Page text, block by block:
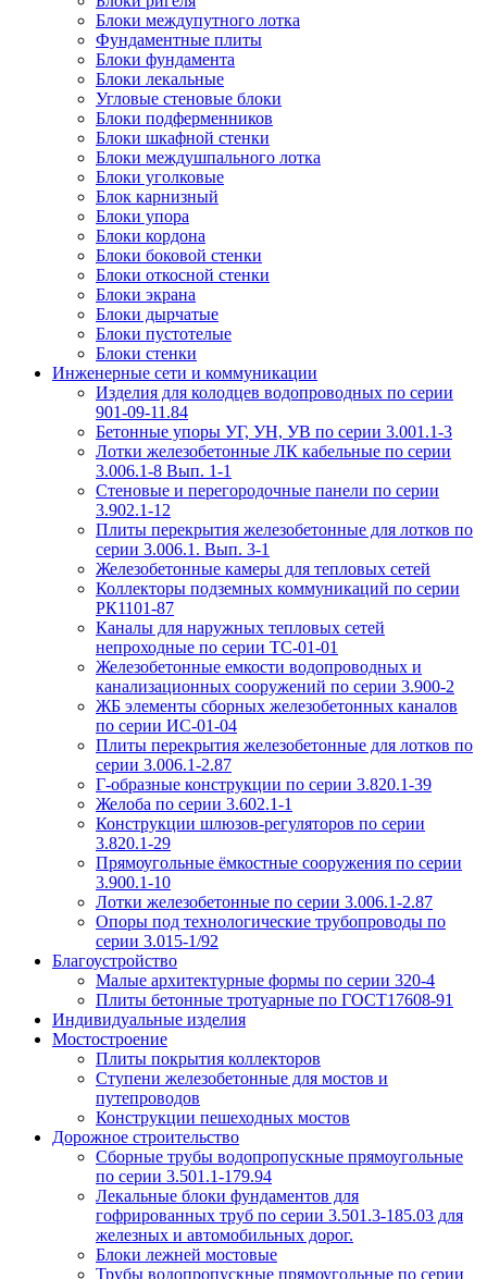
Блоки междупутного лотка
Фундаментные плиты
Блоки фундамента
Блоки лекальные
Угловые стеновые блоки
Блоки подферменников
Блоки шкафной стенки
Блоки междушпального лотка
Блоки уголковые
Блок карнизный
Блоки упора
Блоки кордона
Блоки боковой стенки
Блоки откосной стенки
Блоки экрана
Блоки дырчатые
Блоки пустотелые
Блоки стенки
Инженерные сети и коммуникации
Изделия для колодцев водопроводных по серии
901-09-11.84
Бетонные упоры УГ, УН, УВ по серии 3.001.1-3
Лотки железобетонные ЛК кабельные по серии
3.006.1-8 Вып. 1-1
Стеновые и перегородочные панели по серии
3.902.1-12
Плиты перекрытия железобетонные для лотков по
серии 3.006.1. Вып. 3-1
Железобетонные камеры для тепловых сетей
Коллекторы подземных коммуникаций по серии
РК1101-87
Каналы для наружных тепловых сетей
непроходные по серии ТС-01-01
Железобетонные емкости водопроводных и
канализационных сооружений по серии 3.900-2
ЖБ элементы сборных железобетонных каналов
по серии ИС-01-04
Плиты перекрытия железобетонные для лотков по
серии 3.006.1-2.87
Г-образные конструкции по серии 3.820.1-39
Желоба по серии 3.602.1-1
Конструкции шлюзов-регуляторов по серии
3.820.1-29
Прямоугольные ёмкостные сооружения по серии
3.900.1-10
Лотки железобетонные по серии 3.006.1-2.87
Опоры под технологические трубопроводы по
серии 3.015-1/92
Благоустройство
Малые архитектурные формы по серии 320-4
Плиты бетонные тротуарные по ГОСТ17608-91
Индивидуальные изделия
Мостостроение
Плиты покрытия коллекторов
Ступени железобетонные для мостов и
путепроводов
Конструкции пешеходных мостов
Дорожное строительство
Сборные трубы водопропускные прямоугольные
по серии 3.501.1-179.94
Лекальные блоки фундаментов для
гофрированных труб по серии 3.501.3-185.03 для
железных и автомобильных дорог.
Блоки лежней мостовые
Трубы водопропускные прямоугольные по серии